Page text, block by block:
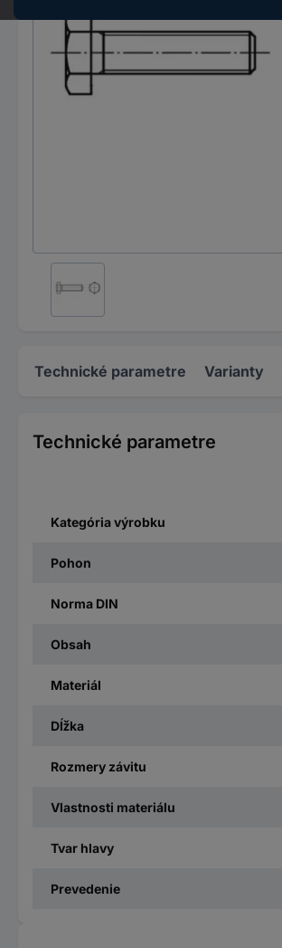
Technické parametre Varianty
Technické parametre
Kategória výrobku
Pohon
Norma DIN
Obsah
Materiál
Dĺžka
Rozmery závitu
Vlastnosti materiálu
Tvar hlavy
Prevedenie